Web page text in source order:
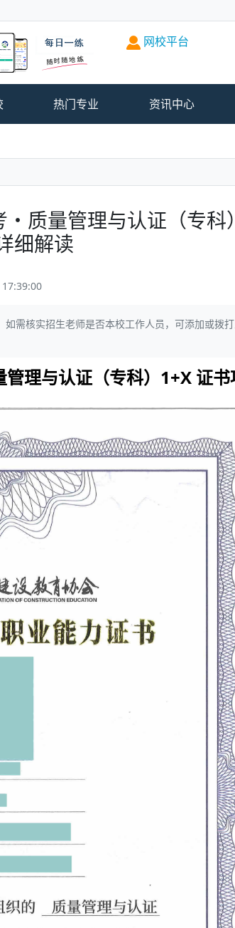
网校平台
热门专业 资讯中心
质量管理与认证（专科
细解读
需核实招生老师是否本校工作人员，可添加或拨
理与认证（专科）1+X 证书